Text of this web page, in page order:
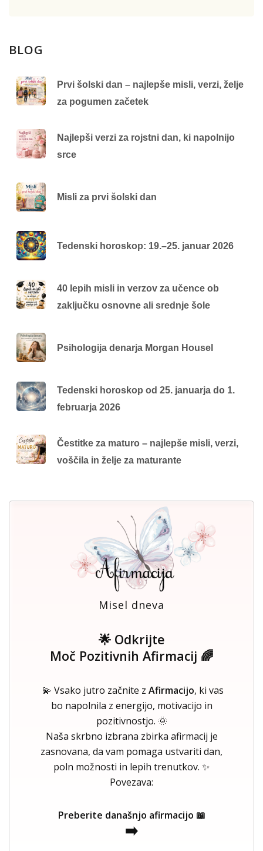
BLOG
Prvi šolski dan – najlepše misli, verzi, želje
za pogumen začetek
Najlepši verzi za rojstni dan, ki napolnijo
srce
Misli za prvi šolski dan
Tedenski horoskop: 19.–25. januar 2026
40 lepih misli in verzov za učence ob
zaključku osnovne ali srednje šole
Psihologija denarja Morgan Housel
Tedenski horoskop od 25. januarja do 1.
februarja 2026
Čestitke za maturo – najlepše misli, verzi,
voščila in želje za maturante
Misel dneva
🌟 Odkrijte
Moč Pozitivnih Afirmacij 🌈
💫 Vsako jutro začnite z Afirmacijo, ki vas
bo napolnila z energijo, motivacijo in
pozitivnostjo. 🌞
Naša skrbno izbrana zbirka afirmacij je
zasnovana, da vam pomaga ustvariti dan,
poln možnosti in lepih trenutkov. ✨
Povezava:
Preberite današnjo afirmacijo 📖
➡️